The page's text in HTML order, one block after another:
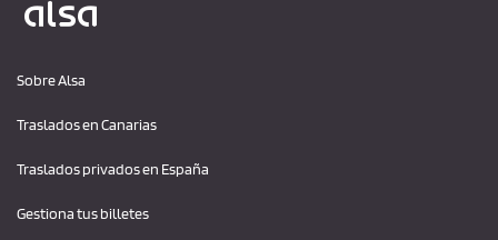
Sobre Alsa
Traslados en Canarias
Traslados privados en España
Gestiona tus billetes